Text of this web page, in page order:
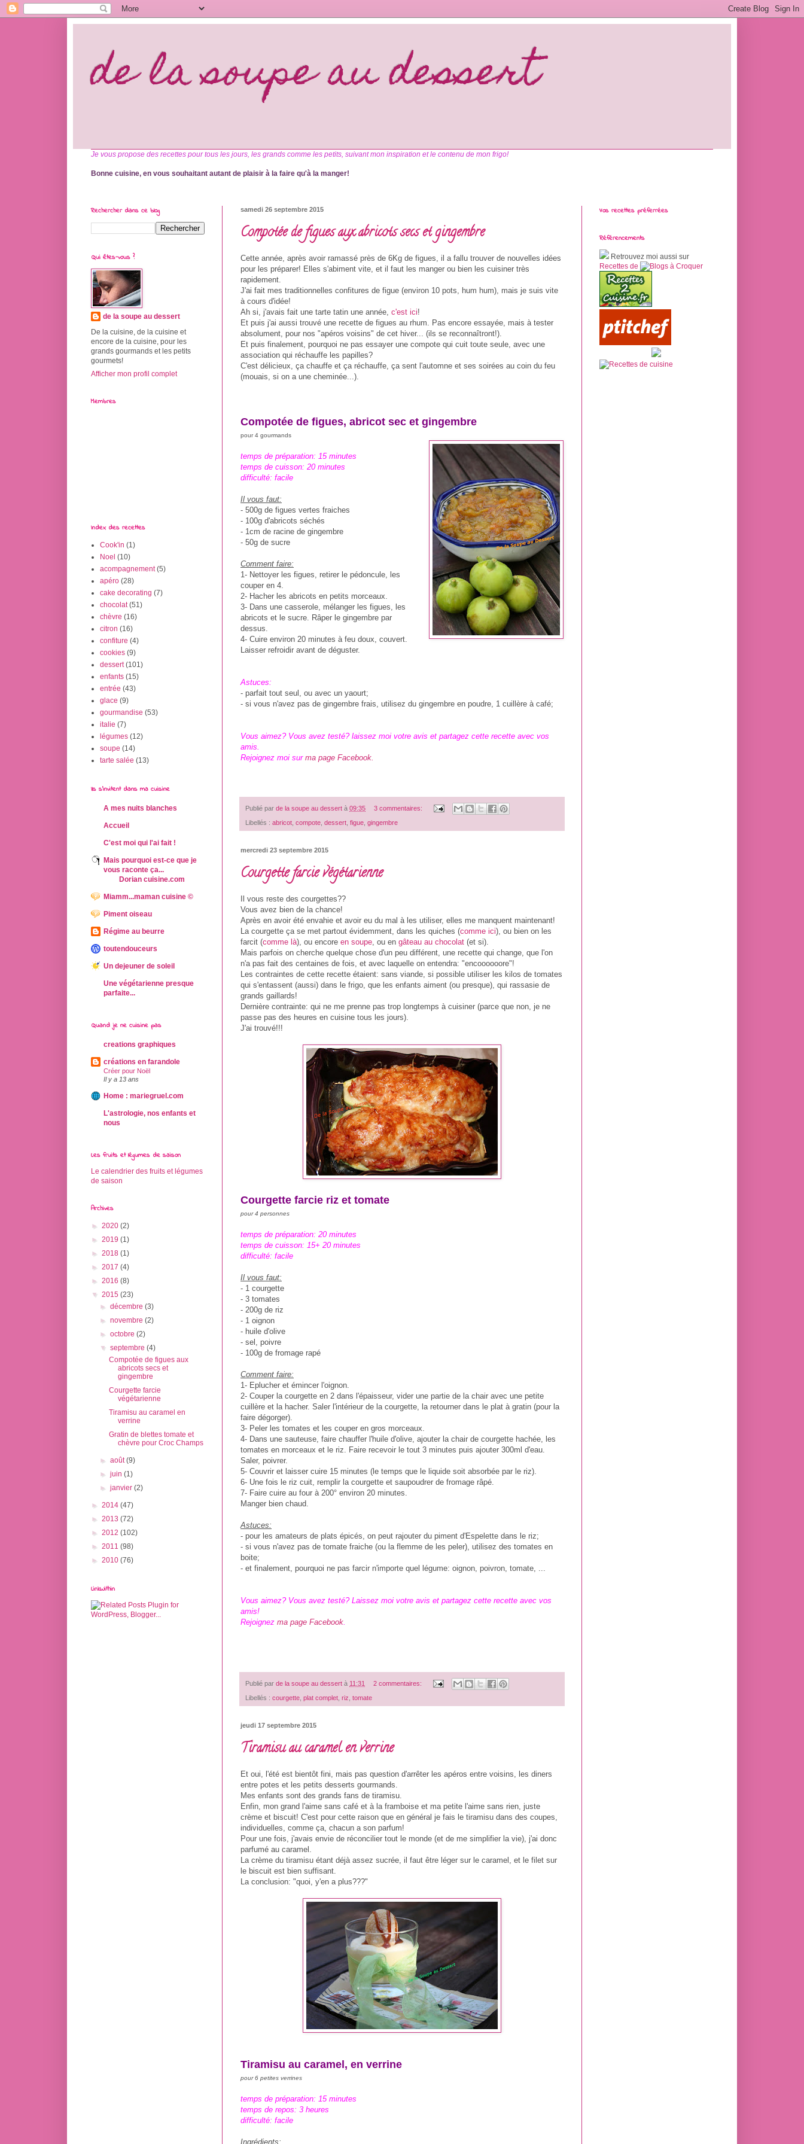
de la soupe au dessert
Je vous propose des recettes pour tous les jours, les grands comme les petits, suivant mon inspiration et le contenu de mon frigo!
Bonne cuisine, en vous souhaitant autant de plaisir à la faire qu'à la manger!
samedi 26 septembre 2015
Compotée de figues aux abricots secs et gingembre
Cette année, après avoir ramassé près de 6Kg de figues, il a fallu trouver de nouvelles idées
pour les préparer! Elles s'abiment vite, et il faut les manger ou bien les cuisiner très
rapidement.
J'ai fait mes traditionnelles confitures de figue (environ 10 pots, hum hum), mais je suis vite
à cours d'idée!
Ah si, j'avais fait une tarte tatin une année, c'est ici!
Et puis j'ai aussi trouvé une recette de figues au rhum. Pas encore essayée, mais à tester
absolument, pour nos "apéros voisins" de cet hiver... (ils se reconnaîtront!).
Et puis finalement, pourquoi ne pas essayer une compote qui cuit toute seule, avec une
association qui réchauffe les papilles?
C'est délicieux, ça chauffe et ça réchauffe, ça sent l'automne et ses soirées au coin du feu
(mouais, si on a une cheminée...).
Compotée de figues, abricot sec et gingembre
pour 4 gourmands
temps de préparation: 15 minutes
temps de cuisson: 20 minutes
difficulté: facile
Il vous faut:
- 500g de figues vertes fraiches
- 100g d'abricots séchés
- 1cm de racine de gingembre
- 50g de sucre
Comment faire:
1- Nettoyer les figues, retirer le pédoncule, les
couper en 4.
2- Hacher les abricots en petits morceaux.
3- Dans une casserole, mélanger les figues, les
abricots et le sucre. Râper le gingembre par
dessus.
4- Cuire environ 20 minutes à feu doux, couvert.
Laisser refroidir avant de déguster.
Astuces:
- parfait tout seul, ou avec un yaourt;
- si vous n'avez pas de gingembre frais, utilisez du gingembre en poudre, 1 cuillère à café;
Vous aimez? Vous avez testé? laissez moi votre avis et partagez cette recette avec vos
amis.
Rejoignez moi surma page Facebook.
Publié par de la soupe au dessert à 09:35 3 commentaires:
Libellés : abricot compote dessert figue gingembre
mercredi 23 septembre 2015
Courgette farcie végétarienne
Il vous reste des courgettes??
Vous avez bien de la chance!
Après en avoir été envahie et avoir eu du mal à les utiliser, elles me manquent maintenant!
La courgette ça se met partout évidemment, dans les quiches (comme ici), ou bien on les
farcit (comme là), ou encore en soupe , ou en gâteau au chocolat (et si).
Mais parfois on cherche quelque chose d'un peu différent, une recette qui change, que l'on
n'a pas fait des centaines de fois, et avec laquelle on entendra: "encoooooore"!
Les contraintes de cette recette étaient: sans viande, si possible utiliser les kilos de tomates
qui s'entassent (aussi) dans le frigo, que les enfants aiment (ou presque), qui rassasie de
grands gaillards!
Dernière contrainte: qui ne me prenne pas trop longtemps à cuisiner (parce que non, je ne
passe pas des heures en cuisine tous les jours).
J'ai trouvé!!!
Courgette farcie riz et tomate
pour 4 personnes
temps de préparation: 20 minutes
temps de cuisson: 15+ 20 minutes
difficulté: facile
Il vous faut:
- 1 courgette
- 3 tomates
- 200g de riz
- 1 oignon
- huile d'olive
- sel, poivre
- 100g de fromage rapé
Comment faire:
1- Eplucher et émincer l'oignon.
2- Couper la courgette en 2 dans l'épaisseur, vider une partie de la chair avec une petite
cuillère et la hacher. Saler l'intérieur de la courgette, la retourner dans le plat à gratin (pour la
faire dégorger).
3- Peler les tomates et les couper en gros morceaux.
4- Dans une sauteuse, faire chauffer l'huile d'olive, ajouter la chair de courgette hachée, les
tomates en morceaux et le riz. Faire recevoir le tout 3 minutes puis ajouter 300ml d'eau.
Saler, poivrer.
5- Couvrir et laisser cuire 15 minutes (le temps que le liquide soit absorbée par le riz).
6- Une fois le riz cuit, remplir la courgette et saupoudrer de fromage râpé.
7- Faire cuire au four à 200° environ 20 minutes.
Manger bien chaud.
Astuces:
- pour les amateurs de plats épicés, on peut rajouter du piment d'Espelette dans le riz;
- si vous n'avez pas de tomate fraiche (ou la flemme de les peler), utilisez des tomates en
boite;
- et finalement, pourquoi ne pas farcir n'importe quel légume: oignon, poivron, tomate, ...
Vous aimez? Vous avez testé? Laissez moi votre avis et partagez cette recette avec vos
amis!
Rejoignez ma page Facebook
Publié par de la soupe au dessert à 11:31 2 commentaires:
Libellés : courgette plat complet riz tomate
jeudi 17 septembre 2015
Tiramisu au caramel en verrine
Et oui, l'été est bientôt fini, mais pas question d'arrêter les apéros entre voisins, les diners
entre potes et les petits desserts gourmands.
Mes enfants sont des grands fans de tiramisu.
Enfin, mon grand l'aime sans café et à la framboise et ma petite l'aime sans rien, juste
crème et biscuit! C'est pour cette raison que en général je fais le tiramisu dans des coupes,
individuelles, comme ça, chacun a son parfum!
Pour une fois, j'avais envie de réconcilier tout le monde (et de me simplifier la vie), j'ai donc
parfumé au caramel.
La crème du tiramisu étant déjà assez sucrée, il faut être léger sur le caramel, et le filet sur
le biscuit est bien suffisant.
La conclusion: "quoi, y'en a plus???"
Tiramisu au caramel, en verrine
pour 6 petites verrines
temps de préparation: 15 minutes
temps de repos: 3 heures
difficulté: facile
Ingrédients:
Rechercher dans ce blog
Qui êtes-vous ?
de la soupe au dessert
De la cuisine, de la cuisine et
encore de la cuisine, pour les
grands gourmands et les petits
gourmets!
Afficher mon profil complet
Membres
Index des recettes
Cook'in (1)
Noel (10)
acompagnement (5)
apéro (28)
cake decorating (7)
chocolat (51)
chèvre (16)
citron (16)
confiture (4)
cookies (9)
dessert (101)
enfants (15)
entrée (43)
glace (9)
gourmandise (53)
italie (7)
légumes (12)
soupe (14)
tarte salée (13)
Ils s'invitent dans ma cuisine
A mes nuits blanches
Accueil
C'est moi qui l'ai fait !
Mais pourquoi est-ce que je
vous raconte ça...
Dorian cuisine.com
Miamm...maman cuisine ©
Piment oiseau
Régime au beurre
toutendouceurs
Un dejeuner de soleil
Une végétarienne presque
parfaite...
Quand je ne cuisine pas
creations graphiques
créations en farandole
Créer pour Noël
Il y a 13 ans
Home : mariegruel.com
L'astrologie, nos enfants et
nous
Les fruits et légumes de saison
Le calendrier des fruits et légumes
de saison
Archives
► 2020 (2)
► 2019 (1)
► 2018 (1)
► 2017 (4)
► 2016 (8)
▼ 2015 (23)
►décembre(3)
►novembre(2)
►octobre(2)
▼septembre(4)
Compotée de figues aux
abricots secs et
gingembre
Courgette farcie
végétarienne
Tiramisu au caramel en
verrine
Gratin de blettes tomate et
chèvre pour Croc Champs
►août(9)
►juin(1)
►janvier(2)
► 2014 (47)
► 2013 (72)
► 2012 (102)
► 2011 (98)
► 2010 (76)
LinkWithin
Vos recettes préferrées
Référencements
Retrouvez moi aussi sur
Recettes de